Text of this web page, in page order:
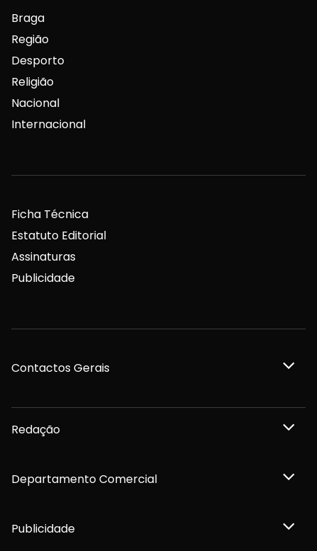
Braga
Região
Desporto
Religião
Nacional
Internacional
Ficha Técnica
Estatuto Editorial
Assinaturas
Publicidade
Contactos Gerais
Redação
Departamento Comercial
Publicidade